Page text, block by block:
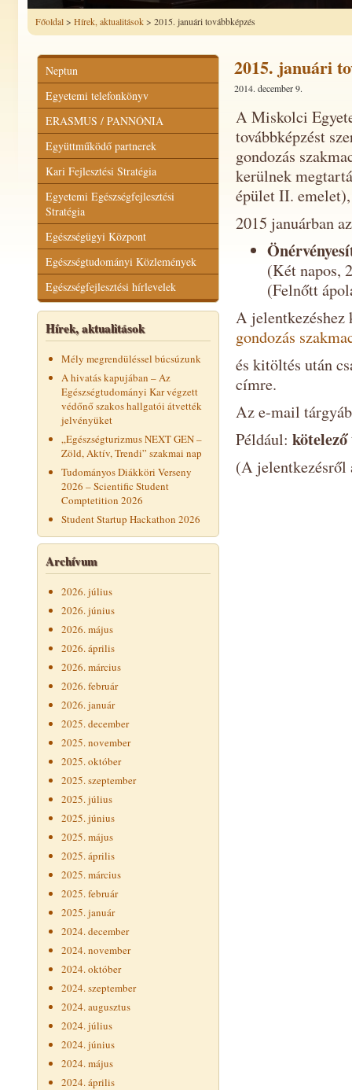
Főoldal> Hírek, aktualitások> 2015. januári továbbképzés
Neptun
Egyetemi telefonkönyv
ERASMUS / PANNÓNIA
Együttműködő partnerek
Kari Fejlesztési Stratégia
Egyetemi Egészségfejlesztési
Stratégia
Egészségügyi Központ
Egészségtudományi Közlemények
Egészségfejlesztési hírlevelek
Hírek, aktualitások
Mély megrendüléssel búcsúzunk
A hivatás kapujában – Az
Egészségtudományi Kar végzett
védőnő szakos hallgatói átvették
jelvényüket
„Egészségturizmus NEXT GEN –
Zöld, Aktív, Trendi” szakmai nap
Tudományos Diákköri Verseny
2026 – Scientific Student
Comptetition 2026
Student Startup Hackathon 2026
Archívum
2026. július
2026. június
2026. május
2026. április
2026. március
2026. február
2026. január
2025. december
2025. november
2025. október
2025. szeptember
2025. július
2025. június
2025. május
2025. április
2025. március
2025. február
2025. január
2024. december
2024. november
2024. október
2024. szeptember
2024. augusztus
2024. július
2024. június
2024. május
2024. április
2015. januári
2014. december 9.
A Miskolci
továbbképzést
gondozás
kerülnek
épület II.
2015 januárban
(Két napos,
(Felnőtt
A
gondozás
és kitöltés után
címre.
Az e-mail
Például: kötelező
(A jelentkezésről